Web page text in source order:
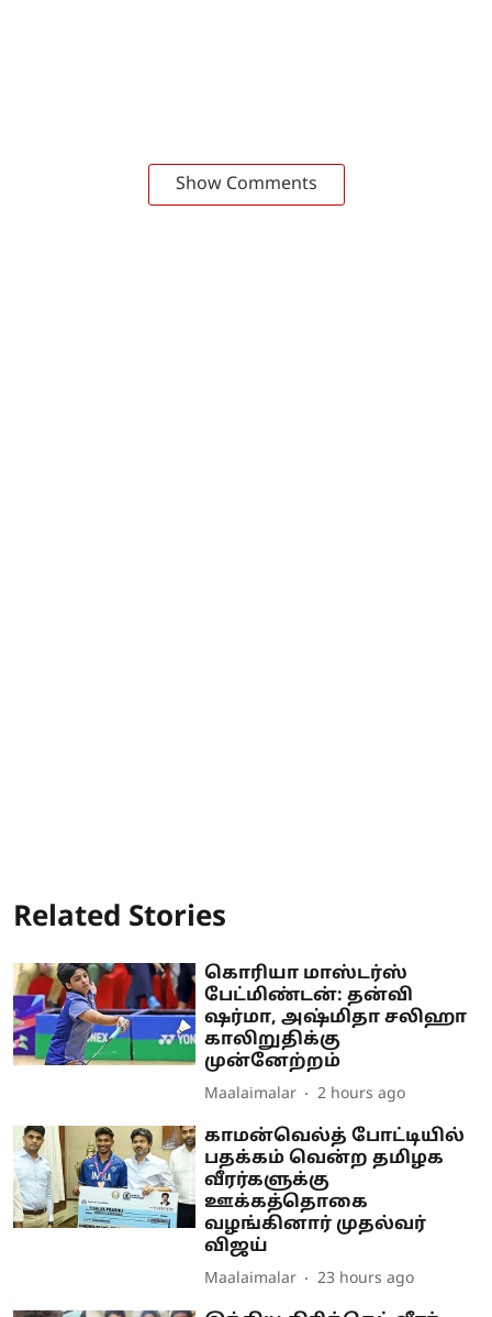
Show Comments
Related Stories
கொரியா மாஸ்டர்ஸ்
பேட்மிண்டன்: தன்வி
ஷர்மா, அஷ்மிதா சலிஹா
காலிறுதிக்கு
முன்னேற்றம்
Maalaimalar 2 hours ago
காமன்வெல்த் போட்டியில்
பதக்கம் வென்ற தமிழக
வீரர்களுக்கு
ஊக்கத்தொகை
வழங்கினார் முதல்வர்
விஜய்
Maalaimalar 23 hours ago